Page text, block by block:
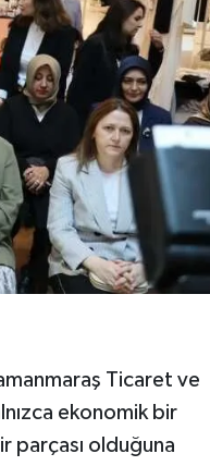
Ticaret ve
ekonomik bir
parçası olduğuna